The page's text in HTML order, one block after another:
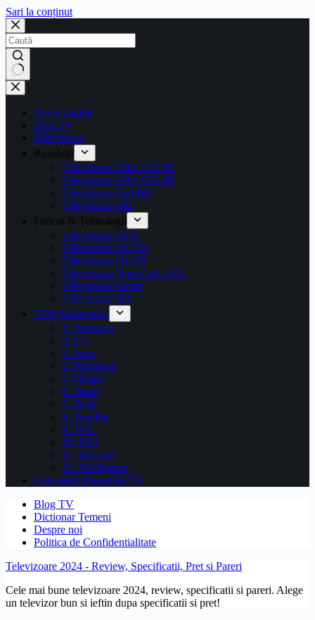
Sari la conținut
Prima pagină
Blog TV
Televizoare
Rezoluţii
Televizoare Ultra HD 8K
Televizoare Ultra HD 4K
Televizoare Full HD
Televizoare HD
Functii & Tehnologii
Televizoare LED
Televizoare OLED
Televizoare QLED
Televizoare NanoCell LED
Televizoare Smart
Televizoare 3D
TOP Producatori
1. Samsung
2. LG
3. Sony
4. Panasonic
5. Philips
6. Sharp
7. Tesla
8. Toshiba
9. JVC
10. NEI
11. Horizon
12. Wellington
Calculator diagonala TV
Blog TV
Dictionar Temeni
Despre noi
Politica de Confidentialitate
Televizoare 2024 - Review, Specificatii, Pret si Pareri
Cele mai bune televizoare 2024, review, specificatii si pareri. Alege
un televizor bun si ieftin dupa specificatii si pret!